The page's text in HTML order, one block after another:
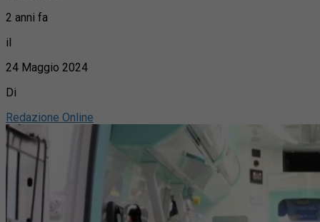
2 anni fa
il
24 Maggio 2024
Di
Redazione Online